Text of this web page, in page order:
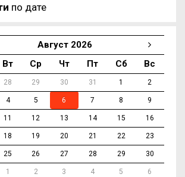
по дате
Август 2026
Вт Ср Чт Пт Сб Вс
28 29 30 31 1 2
4 5 6 7 8 9
11 12 13 14 15 16
18 19 20 21 22 23
25 26 27 28 29 30
1 2 3 4 5 6